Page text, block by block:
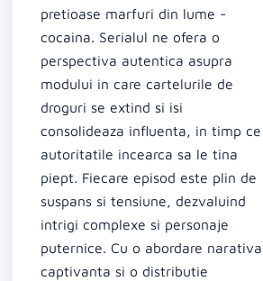
pretioase marfuri din lume -
cocaina. Serialul ne ofera o
perspectiva autentica asupra
modului in care cartelurile de
droguri se extind si isi
consolideaza influenta, in timp ce
autoritatile incearca sa le tina
piept. Fiecare episod este plin de
suspans si tensiune, dezvaluind
intrigi complexe si personaje
puternice. Cu o abordare narativa
captivanta si o distributie